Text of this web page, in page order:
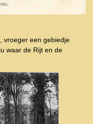
, vroeger een gebiedje
waar de Rijt en de